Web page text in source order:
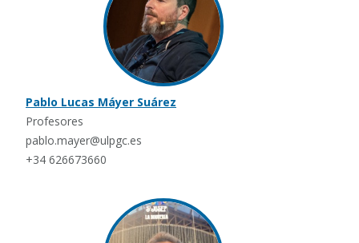
Pablo Lucas Máyer Suárez
Profesores
pablo.mayer@ulpgc.es
+34 626673660